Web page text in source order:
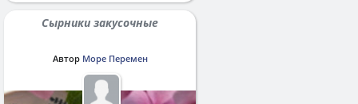
Сырники закусочные
Автор Море Перемен